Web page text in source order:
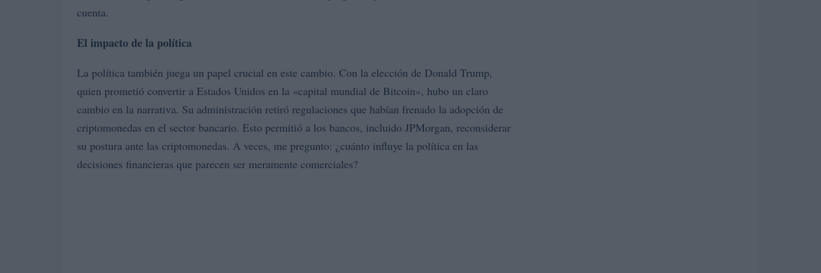
cuenta.
El impacto de la política
La política también juega un papel crucial en este cambio. Con la elección de Donald Trump,
quien prometió convertir a Estados Unidos en la «capital mundial de Bitcoin», hubo un claro
cambio en la narrativa. Su administración retiró regulaciones que habían frenado la adopción de
criptomonedas en el sector bancario. Esto permitió a los bancos, incluido JPMorgan, reconsiderar
su postura ante las criptomonedas. A veces, me pregunto: ¿cuánto influye la política en las
decisiones financieras que parecen ser meramente comerciales?